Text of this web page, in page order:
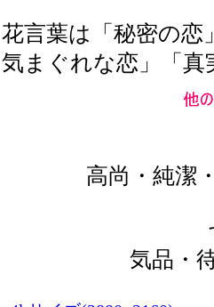
言葉は「秘密の恋
気まぐれな恋」「
高尚・純潔
気品・